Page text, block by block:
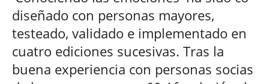
diseñado con personas mayores,
testeado, validado e implementado en
cuatro ediciones sucesivas. Tras la
buena experiencia con personas socias